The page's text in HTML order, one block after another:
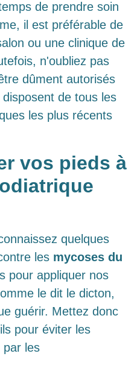
de prendre soin
il est préférable de
ou une clinique de
n'oubliez pas
dûment autorisés
de tous les
les plus récents
vos pieds à
quelques
les mycoses du
pour appliquer nos
le dit le dicton,
guérir. Mettez donc
pour éviter les
par les